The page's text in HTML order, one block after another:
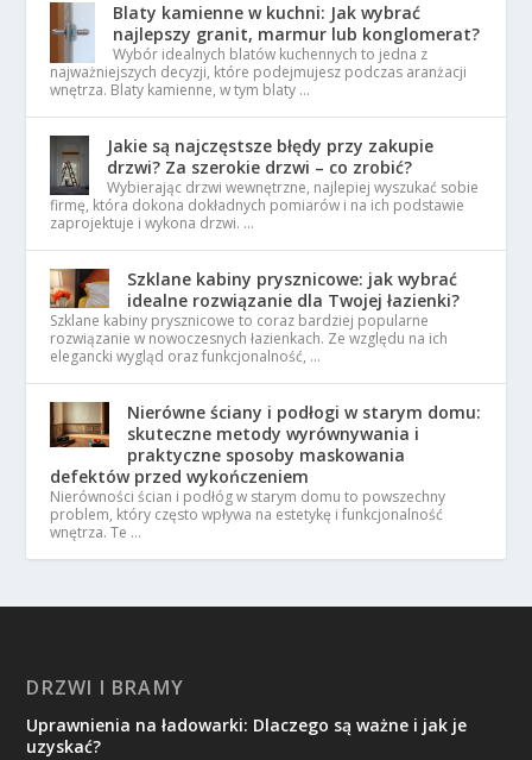
Blaty kamienne w kuchni: Jak wybrać
najlepszy granit, marmur lub konglomerat?
Wybór idealnych blatów kuchennych to jedna z
najważniejszych decyzji, które podejmujesz podczas aranżacji
wnętrza. Blaty kamienne, w tym blaty …
Jakie są najczęstsze błędy przy zakupie
drzwi? Za szerokie drzwi – co zrobić?
Wybierając drzwi wewnętrzne, najlepiej wyszukać sobie
firmę, która dokona dokładnych pomiarów i na ich podstawie
zaprojektuje i wykona drzwi. …
Szklane kabiny prysznicowe: jak wybrać
idealne rozwiązanie dla Twojej łazienki?
Szklane kabiny prysznicowe to coraz bardziej popularne
rozwiązanie w nowoczesnych łazienkach. Ze względu na ich
elegancki wygląd oraz funkcjonalność, …
Nierówne ściany i podłogi w starym domu:
skuteczne metody wyrównywania i
praktyczne sposoby maskowania
defektów przed wykończeniem
Nierówności ścian i podłóg w starym domu to powszechny
problem, który często wpływa na estetykę i funkcjonalność
wnętrza. Te …
DRZWI I BRAMY
Uprawnienia na ładowarki: Dlaczego są ważne i jak je
uzyskać?